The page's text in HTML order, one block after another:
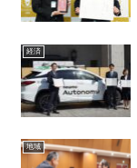
経済
地域